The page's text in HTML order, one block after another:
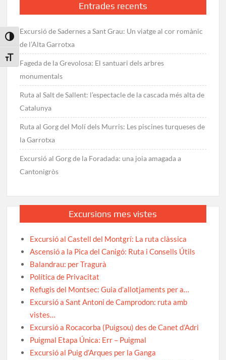
Toggle High Contrast
Toggle Font size
Entrades recents
Excursió de Sadernes a Sant Grau: Un viatge al cor romànic
de l’Alta Garrotxa
Fageda de la Grevolosa: El santuari dels arbres
monumentals
Ruta al Salt de Sallent: l’espectacle de la cascada més alta de
Catalunya
Ruta al Gorg del Molí dels Murris: Les piscines turqueses de
la Garrotxa
Excursió al Gorg de la Foradada: una joia amagada a
Cantonigròs
Excursions mes vistes
Excursió al Castell del Montgrí: La ruta clàssica
Ascensió a la Pica del Canigó: Ruta i Consells Útils
Balandrau: per Tragurà
Política de Privacitat
Refugis del Montsec: Guia d’allotjaments per a…
Excursió a Sant Antoni de Camprodon: ruta amb
vistes…
Excursió a Rocacorba (Puigsou) des de Canet d’Adri
Puigmal Etapa Única: Err – Puigmal
Excursió al Puig d’Arques per la Ganga